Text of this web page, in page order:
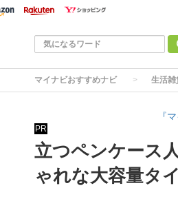
マイナビおすすめナビ 生活雑
『
PR
立つペンケース
ゃれな大容量タ